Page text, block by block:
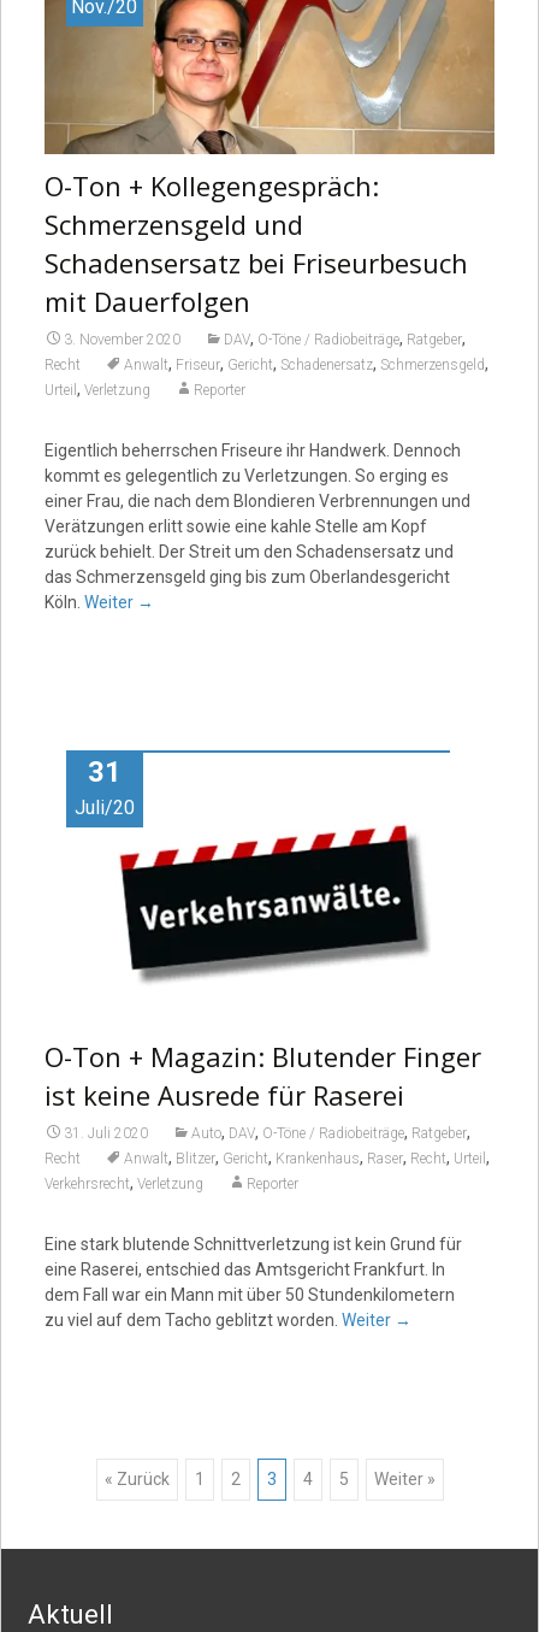
Nov./20
O-Ton + Kollegengespräch:
Schmerzensgeld und
Schadensersatz bei Friseurbesuch
mit Dauerfolgen
3. November 2020 DAV, O-Töne / Radiobeiträge, Ratgeber,
Recht Anwalt, Friseur, Gericht, Schadenersatz, Schmerzensgeld,
Urteil , Verletzung Reporter
Eigentlich beherrschen Friseure ihr Handwerk. Dennoch
kommt es gelegentlich zu Verletzungen. So erging es
einer Frau, die nach dem Blondieren Verbrennungen und
Verätzungen erlitt sowie eine kahle Stelle am Kopf
zurück behielt. Der Streit um den Schadensersatz und
das Schmerzensgeld ging bis zum Oberlandesgericht
Köln. Weiter →
31
Juli/20
O-Ton + Magazin: Blutender Finger
ist keine Ausrede für Raserei
31. Juli 2020 Auto, DAV, O-Töne / Radiobeiträge, Ratgeber,
Recht Anwalt, Blitzer, Gericht, Krankenhaus, Raser, Recht, Urteil ,
Verkehrsrecht, Verletzung Reporter
Eine stark blutende Schnittverletzung ist kein Grund für
eine Raserei, entschied das Amtsgericht Frankfurt. In
dem Fall war ein Mann mit über 50 Stundenkilometern
zu viel auf dem Tacho geblitzt worden. Weiter →
Posts
navigation
« Zurück 1 2 3 4 5 Weiter »
Aktuell